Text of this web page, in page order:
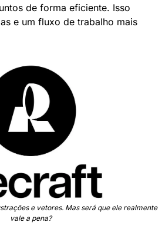
de forma eficiente. Isso
e um fluxo de trabalho mais
e vetores. Mas será que ele realmente
vale a pena?